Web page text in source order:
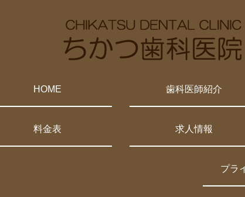
HOME 歯科医師紹介
料金表 求人情報
プラ